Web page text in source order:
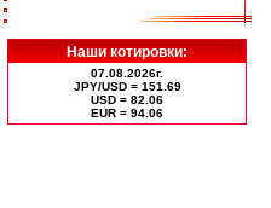
Наши котировки:
07.08.2026г.
JPY/USD = 151.69
USD = 82.06
ЕUR = 94.06